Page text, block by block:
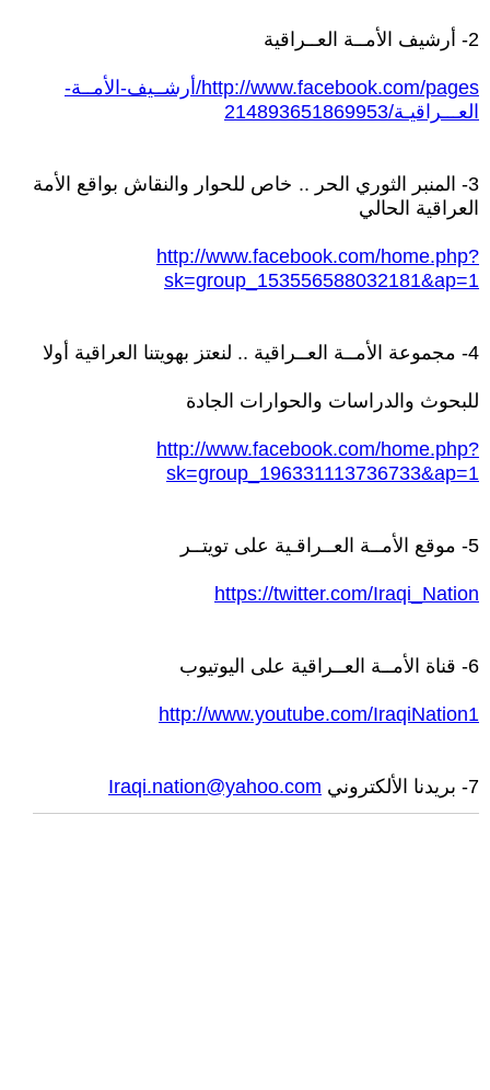
2- أرشيف الأمــة العــراقية
http://www.facebook.com/pages/أرشــيف-الأمــة-
العـــراقيـة/214893651869953
3- المنبر الثوري الحر .. خاص للحوار والنقاش بواقع الأمة
العراقية الحالي
http://www.facebook.com/home.php?
sk=group_153556588032181&ap=1
4- مجموعة الأمــة العــراقية .. لنعتز بهويتنا العراقية أولا
للبحوث والدراسات والحوارات الجادة
http://www.facebook.com/home.php?
sk=group_196331113736733&ap=1
5- موقع الأمــة العــراقـية على تويتــر
https://twitter.com/Iraqi_Nation
6- قناة الأمــة العــراقية على اليوتيوب
http://www.youtube.com/IraqiNation1
7- بريدنا الألكتروني Iraqi.nation@yahoo.com